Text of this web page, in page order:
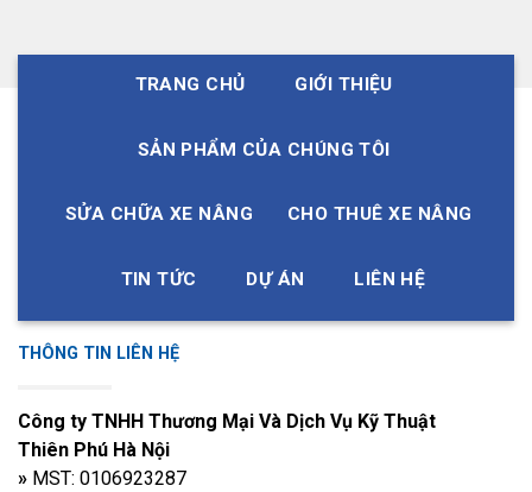
TRANG CHỦ GIỚI THIỆU
SẢN PHẨM CỦA CHÚNG TÔI
SỬA CHỮA XE NÂNG CHO THUÊ XE NÂNG
TIN TỨC DỰ ÁN LIÊN HỆ
THÔNG TIN LIÊN HỆ
Công ty TNHH Thương Mại Và Dịch Vụ Kỹ Thuật
Thiên Phú Hà Nội
»MST: 0106923287